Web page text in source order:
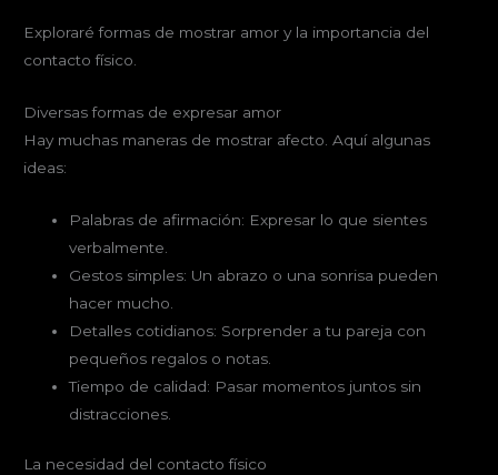
Exploraré formas de mostrar amor y la importancia del
contacto físico.
Diversas formas de expresar amor
Hay muchas maneras de mostrar afecto. Aquí algunas
ideas:
Palabras de afirmación: Expresar lo que sientes
verbalmente.
Gestos simples: Un abrazo o una sonrisa pueden
hacer mucho.
Detalles cotidianos: Sorprender a tu pareja con
pequeños regalos o notas.
Tiempo de calidad: Pasar momentos juntos sin
distracciones.
La necesidad del contacto físico